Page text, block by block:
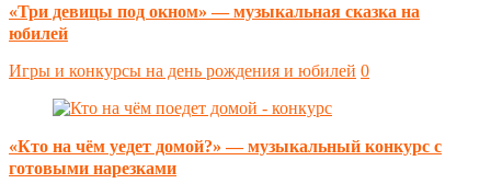
«Три девицы под окном» — музыкальная сказка на
юбилей
Игры и конкурсы на день рождения и юбилей 0
«Кто на чём уедет домой?» — музыкальный конкурс с
готовыми нарезками